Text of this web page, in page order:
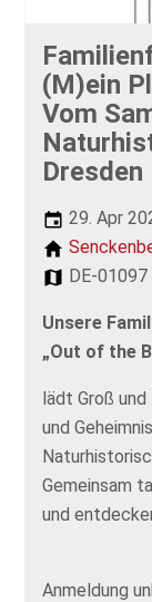
(M)ein
Vom
Dresden
29. Apr
DE-01097
Unsere
„Out of the
lädt Groß und
und
Gemeinsam
und
Anmeldung